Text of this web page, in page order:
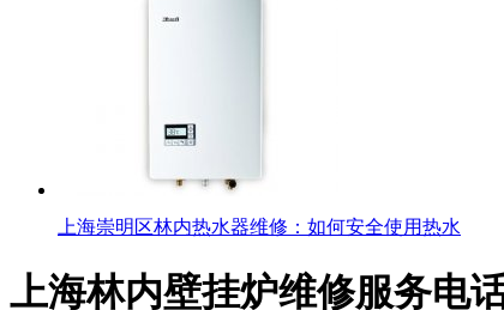
上海崇明区林内热水器维修：如何安全使用热水
上海林内壁挂炉维修服务电